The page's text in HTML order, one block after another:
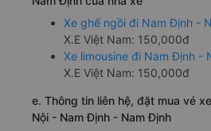
Xe ghế ngồi đi Nam Định -
X.E Việt Nam: 150,000đ
Xe limousine đi Nam Định -
X.E Việt Nam: 150,000đ
e. Thông tin liên hệ, đặt mua vé
Nội - Nam Định - Nam Định